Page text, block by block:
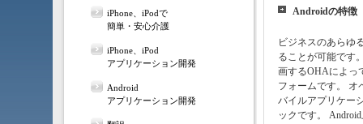
Androidの特徴
ビジネスのあらゆ
ることが可能です
画するOHAによっ
フォームです。 オ
バイルアプリケー
ックです。
iPhone、iPodで
簡単・安心介護
iPhone、iPod
アプリケーション開発
Android
アプリケーション開発